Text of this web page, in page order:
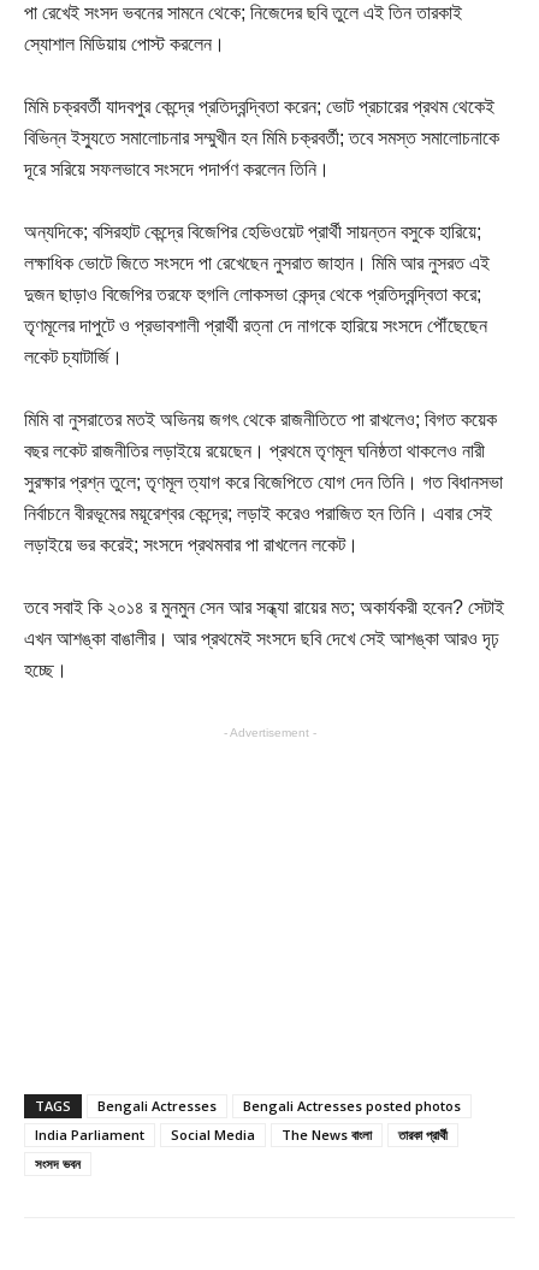
পা রেখেই সংসদ ভবনের সামনে থেকে; নিজেদের ছবি তুলে এই তিন তারকাই
স্যোশাল মিডিয়ায় পোস্ট করলেন।
মিমি চক্রবর্তী যাদবপুর কেন্দ্রে প্রতিদ্বন্দ্বিতা করেন; ভোট প্রচারের প্রথম থেকেই
বিভিন্ন ইস্যুতে সমালোচনার সম্মুখীন হন মিমি চক্রবর্তী; তবে সমস্ত সমালোচনাকে
দূরে সরিয়ে সফলভাবে সংসদে পদার্পণ করলেন তিনি।
অন্যদিকে; বসিরহাট কেন্দ্রে বিজেপির হেভিওয়েট প্রার্থী সায়ন্তন বসুকে হারিয়ে;
লক্ষাধিক ভোটে জিতে সংসদে পা রেখেছেন নুসরাত জাহান। মিমি আর নুসরত এই
দুজন ছাড়াও বিজেপির তরফে হুগলি লোকসভা কেন্দ্র থেকে প্রতিদ্বন্দ্বিতা করে;
তৃণমূলের দাপুটে ও প্রভাবশালী প্রার্থী রত্না দে নাগকে হারিয়ে সংসদে পৌঁছেছেন
লকেট চ্যাটার্জি।
মিমি বা নুসরাতের মতই অভিনয় জগৎ থেকে রাজনীতিতে পা রাখলেও; বিগত কয়েক
বছর লকেট রাজনীতির লড়াইয়ে রয়েছেন। প্রথমে তৃণমূল ঘনিষ্ঠতা থাকলেও নারী
সুরক্ষার প্রশ্ন তুলে; তৃণমূল ত্যাগ করে বিজেপিতে যোগ দেন তিনি। গত বিধানসভা
নির্বাচনে বীরভূমের ময়ূরেশ্বর কেন্দ্রে; লড়াই করেও পরাজিত হন তিনি। এবার সেই
লড়াইয়ে ভর করেই; সংসদে প্রথমবার পা রাখলেন লকেট।
তবে সবাই কি ২০১৪ র মুনমুন সেন আর সন্ধ্যা রায়ের মত; অকার্যকরী হবেন? সেটাই
এখন আশঙ্কা বাঙালীর। আর প্রথমেই সংসদে ছবি দেখে সেই আশঙ্কা আরও দৃঢ়
হচ্ছে।
- Advertisement -
TAGS Bengali Actresses
Bengali Actresses posted photos
India Parliament
Social Media The News বাংলা
তারকা প্রার্থী
সংসদ ভবন